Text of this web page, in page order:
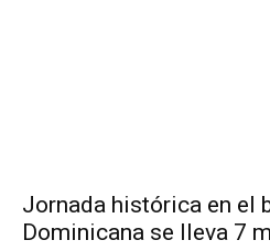
Jornada histórica en el
Dominicana se lleva 7